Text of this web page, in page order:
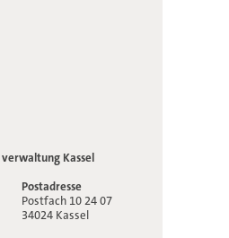
verwaltung Kassel
Postadresse
Postfach 10 24 07
34024 Kassel